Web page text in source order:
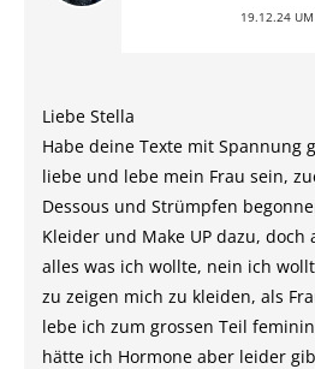
19.12.24
Liebe Stella
Habe deine Texte mit Spannung
liebe und lebe mein Frau sein,
Dessous und Strümpfen
Kleider und Make UP dazu,
alles was ich wollte, nein ich
zu zeigen mich zu kleiden, als
lebe ich zum grossen Teil
hätte ich Hormone aber leider